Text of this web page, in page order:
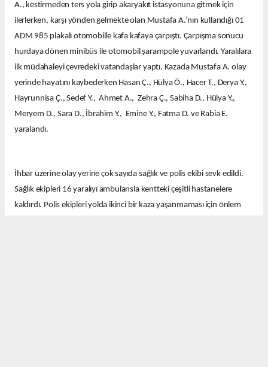
A., kestirmeden ters yola girip akaryakıt istasyonuna gitmek için
ilerlerken, karşı yönden gelmekte olan Mustafa A.’nın kullandığı 01
ADM 985 plakalı otomobille kafa kafaya çarpıştı. Çarpışma sonucu
hurdaya dönen minibüs ile otomobil şarampole yuvarlandı. Yaralılara
ilk müdahaleyi çevredeki vatandaşlar yaptı. Kazada Mustafa A. olay
yerinde hayatını kaybederken Hasan Ç., Hülya Ö., Hacer T., Derya Y.,
Hayrunnisa Ç., Sedef Y., Ahmet A., Zehra Ç., Sabiha D., Hülya Y.,
Meryem D., Sara D., İbrahim Y., Emine Y., Fatma D. ve Rabia E.
yaralandı.
İhbar üzerine olay yerine çok sayıda sağlık ve polis ekibi sevk edildi.
Sağlık ekipleri 16 yaralıyı ambulansla kentteki çeşitli hastanelere
kaldırdı. Polis ekipleri yolda ikinci bir kaza yaşanmaması için önlem